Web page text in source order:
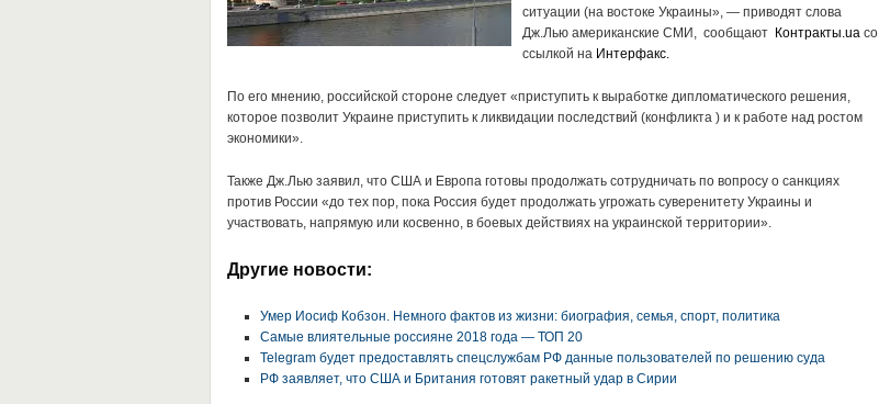
ситуации (на востоке Украины», — приводят слова
Дж.Лью американские СМИ, сообщают Контракты.ua со
ссылкой на Интерфакс.
По его мнению, российской стороне следует «приступить к выработке дипломатического решения,
которое позволит Украине приступить к ликвидации последствий (конфликта ) и к работе над ростом
экономики».
Также Дж.Лью заявил, что США и Европа готовы продолжать сотрудничать по вопросу о санкциях
против России «до тех пор, пока Россия будет продолжать угрожать суверенитету Украины и
участвовать, напрямую или косвенно, в боевых действиях на украинской территории».
Другие новости:
Умер Иосиф Кобзон. Немного фактов из жизни: биография, семья, спорт, политика
Самые влиятельные россияне 2018 года — ТОП 20
Telegram будет предоставлять спецслужбам РФ данные пользователей по решению суда
РФ заявляет, что США и Британия готовят ракетный удар в Сирии